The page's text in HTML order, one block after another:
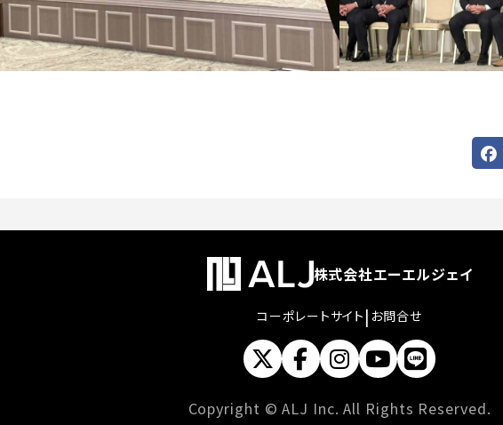
株式会社エーエルジェイ
コーポレートサイト | お問合せ
Copyright © ALJ Inc. All Rights Reserved.